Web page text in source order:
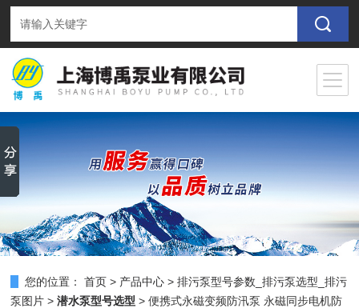
您的位置： 首页 > 产品中心 >排污泵型号参数_排污泵选型_排污
泵图片 >潜水泵型号选型 > 便携式永磁变频防汛泵 永磁同步电机防